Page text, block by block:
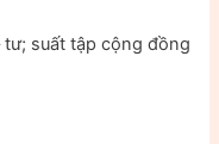
suất tập cộng đồng